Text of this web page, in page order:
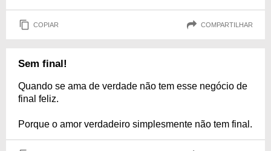
COPIAR COMPARTILHAR
Sem final!
Quando se ama de verdade não tem esse negócio de
final feliz.
Porque o amor verdadeiro simplesmente não tem final.